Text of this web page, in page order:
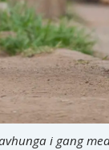
i gang